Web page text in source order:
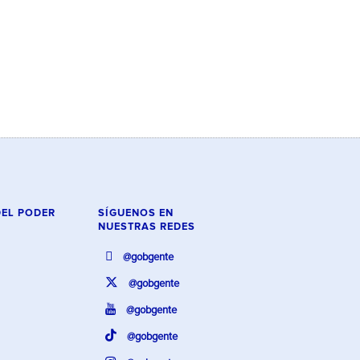
PODER
SÍGUENOS EN
NUESTRAS REDES
@gobgente
@gobgente
@gobgente
@gobgente